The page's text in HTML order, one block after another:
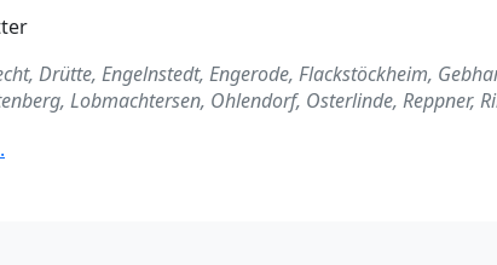
Drütte, Engelnstedt, Engerode, Flackstöckheim,
Lobmachtersen, Ohlendorf, Osterlinde, Reppner,